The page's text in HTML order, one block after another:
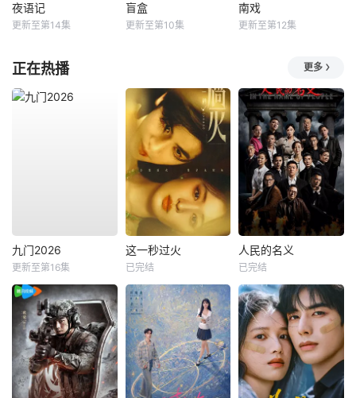
夜语记
更新至第14集
盲盒
更新至第10集
南戏
更新至第12集
正在热播 更多
九门2026
更新至第16集
这一秒过火
已完结
人民的名义
已完结